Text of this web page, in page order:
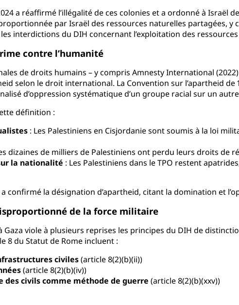
a réaffirmé l’illégalité de ces colonies et a ordonné à
par Israël des ressources naturelles partagées, y
interdictions du DIH concernant l’exploitation des
contre l’humanité
de droits humains – y compris Amnesty International
selon le droit international. La Convention sur l’apartheid de
d’oppression systématique d’un groupe racial sur un
définition :
: Les Palestiniens en Cisjordanie sont soumis à la loi
dizaines de milliers de Palestiniens ont perdu leurs droits de
la nationalité : Les Palestiniens dans le TPO restent
a confirmé la désignation d’apartheid, citant la domination et
de la force militaire
Gaza viole à plusieurs reprises les principes du DIH de
8 du Statut de Rome incluent :
civiles(article 8(2)(b)(ii))
(article 8(2)(b)(iv))
civils comme méthode de guerre (article 8(2)(b)(xxv))